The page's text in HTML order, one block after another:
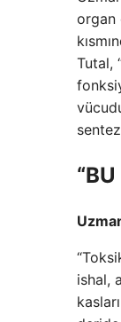
organ
Tutal,
ishal,